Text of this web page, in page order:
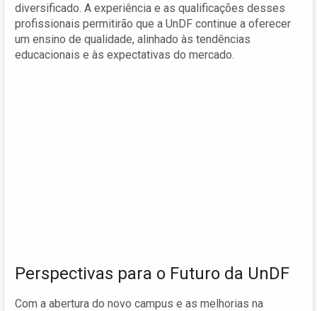
diversificado. A experiência e as qualificações desses
profissionais permitirão que a UnDF continue a oferecer
um ensino de qualidade, alinhado às tendências
educacionais e às expectativas do mercado.
Perspectivas para o Futuro da UnDF
Com a abertura do novo campus e as melhorias na